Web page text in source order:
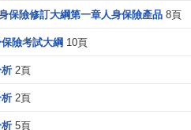
保險修訂大綱第一章人身保險產品 8頁
險考試大綱 10頁
2頁
2頁
5頁